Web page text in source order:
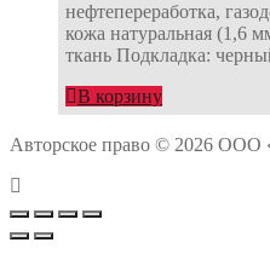
нефтепереработка,
кожа натуральная (1,6
ткань Подкладка:
В корзину
Авторское право © 2026